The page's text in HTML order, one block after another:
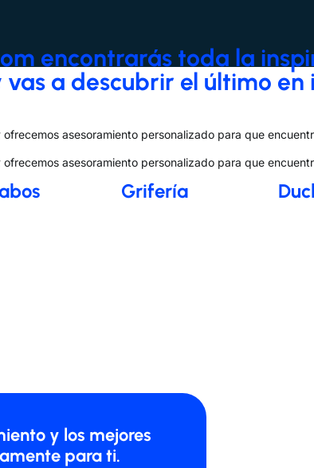
encontrarás toda la
a descubrir el último en
asesoramiento personalizado para que
asesoramiento personalizado para que
Grifería
y los mejores
para ti.